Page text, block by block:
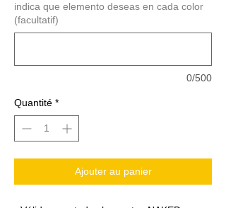
indica que elemento deseas en cada color
(facultatif)
0/500
Quantité *
Ajouter au panier